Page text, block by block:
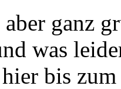
aber ganz
was
bis